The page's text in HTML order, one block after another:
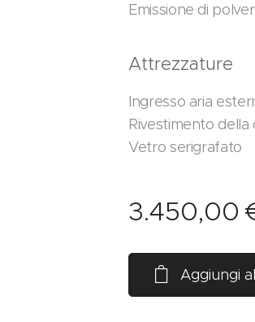
Emissione di
Attrezzature
Ingresso aria
Rivestimento
Vetro serigrafato
3.450,00
Aggiungi